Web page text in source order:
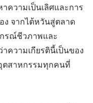
ความเป็นเลิศและการ
ง จากไต้หวันสู่ตลาด
กรณ์ชีวภาพและ
ความเกียรตินี้เป็นของ
ตสาหกรรมทุกคนที่